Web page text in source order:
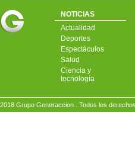
NOTICIAS
Actualidad
Deportes
Espectáculos
Salud
Ciencia y
tecnología
2018 Grupo Generaccion . Todos los